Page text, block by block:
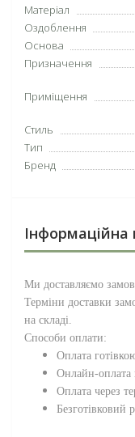
Матеріал
Оздоблення
Основа
Призначення
Приміщення
Стиль
Тип
Бренд
Інформаційна
Ми доставляємо
Терміни доставки
на складі.
Способи оплати:
Оплата
Онлайн-
Оплата через
Безготівковий